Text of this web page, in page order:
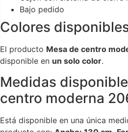
Bajo pedido
Colores
El producto Mesa de centro
disponible en un solo color.
Medidas
centro moderna
Está disponible en una única